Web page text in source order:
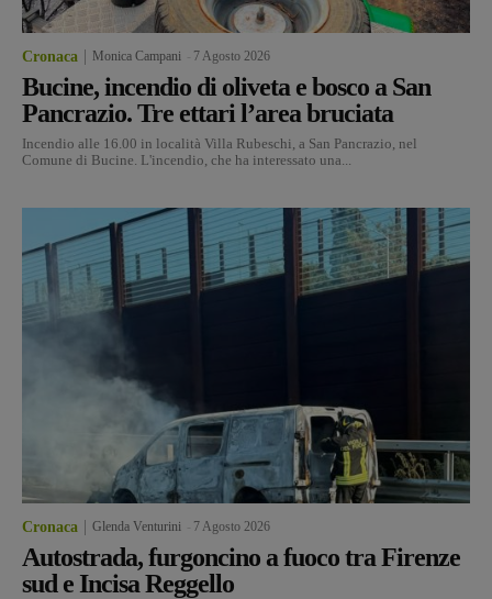
Cronaca Monica Campani 7 Agosto 2026
Bucine, incendio di oliveta e bosco a San
Pancrazio. Tre ettari l’area bruciata
Incendio alle 16.00 in località Villa Rubeschi, a San Pancrazio, nel
Comune di Bucine. L'incendio, che ha interessato una...
Cronaca Glenda Venturini 7 Agosto 2026
Autostrada, furgoncino a fuoco tra Firenze
sud e Incisa Reggello